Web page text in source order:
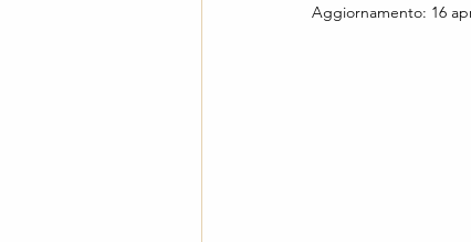
Aggiornamento: 16